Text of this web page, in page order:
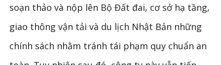
soạn thảo và nộp lên Bộ Đất đai, cơ sở hạ tầng,
giao thông vận tải và du lịch Nhật Bản những
chính sách nhằm tránh tái phạm quy chuẩn an